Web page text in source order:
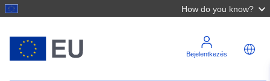
How do you know?
Bejelentkezés